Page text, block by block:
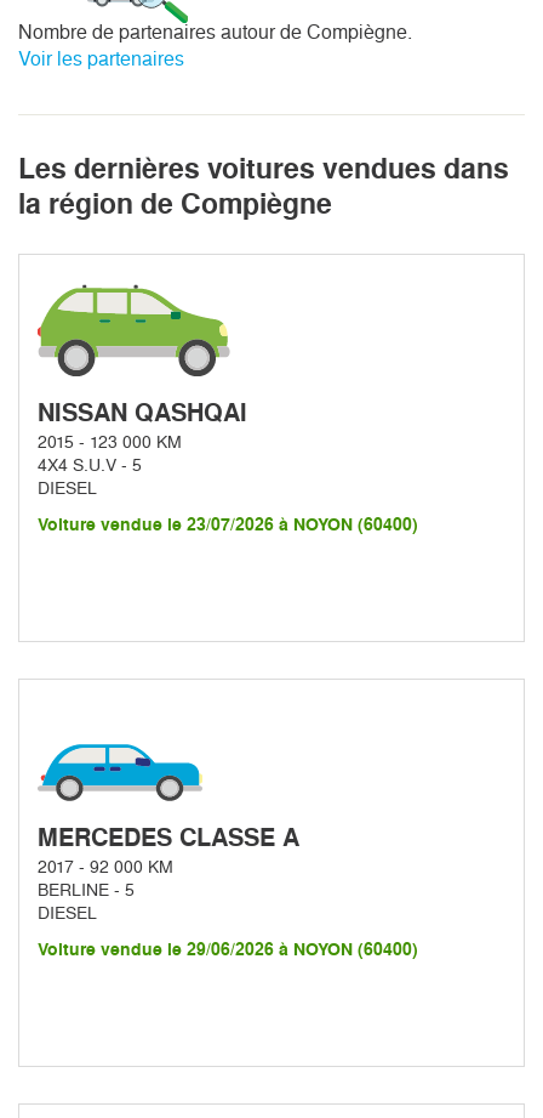
Nombre de partenaires autour de Compiègne.
Voir les partenaires
Les dernières voitures vendues dans
la région de Compiègne
NISSAN QASHQAI
2015 - 123 000 KM
4X4 S.U.V - 5
DIESEL
Voiture vendue le 23/07/2026 à NOYON (60400)
MERCEDES CLASSE A
2017 - 92 000 KM
BERLINE - 5
DIESEL
Voiture vendue le 29/06/2026 à NOYON (60400)